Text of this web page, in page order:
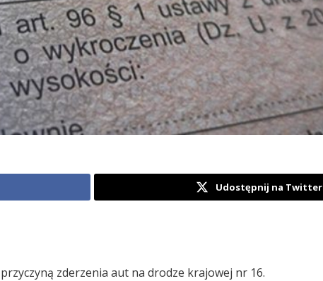
Udostępnij na Twitter
zderzenia aut na drodze krajowej nr 16.